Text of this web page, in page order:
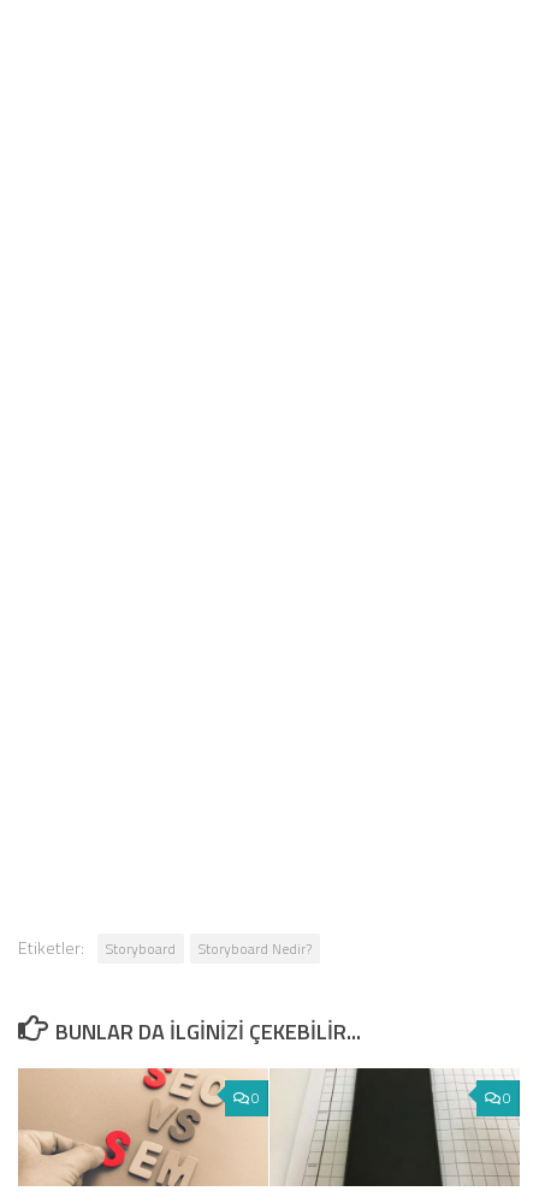
Etiketler: Storyboard Storyboard Nedir?
BUNLAR DA ILGINIZI ÇEKEBILIR...
0 0